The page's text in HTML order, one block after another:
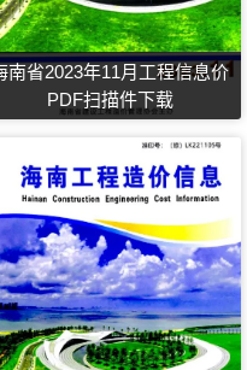
南省2023年11月工程信息价
PDF扫描件下载